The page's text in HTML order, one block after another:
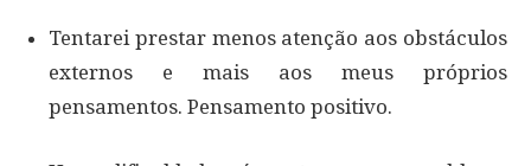
Tentarei prestar menos atenção aos obstáculos
externos e mais aos meus próprios
pensamentos. Pensamento positivo.